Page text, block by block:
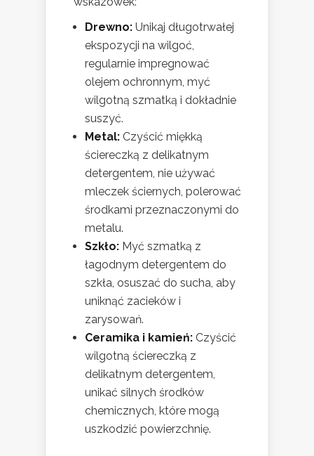
Drewno: Unikaj długotrwałej
ekspozycji na wilgoć,
regularnie impregnować
olejem ochronnym, myć
wilgotną szmatką i dokładnie
suszyć.
Metal: Czyścić miękką
ściereczką z delikatnym
detergentem, nie używać
mleczek ściernych, polerować
środkami przeznaczonymi do
metalu.
Szkło: Myć szmatką z
łagodnym detergentem do
szkła, osuszać do sucha, aby
uniknąć zacieków i
zarysowań.
Ceramika i kamień: Czyścić
wilgotną ściereczką z
delikatnym detergentem,
unikać silnych środków
chemicznych, które mogą
uszkodzić powierzchnię.